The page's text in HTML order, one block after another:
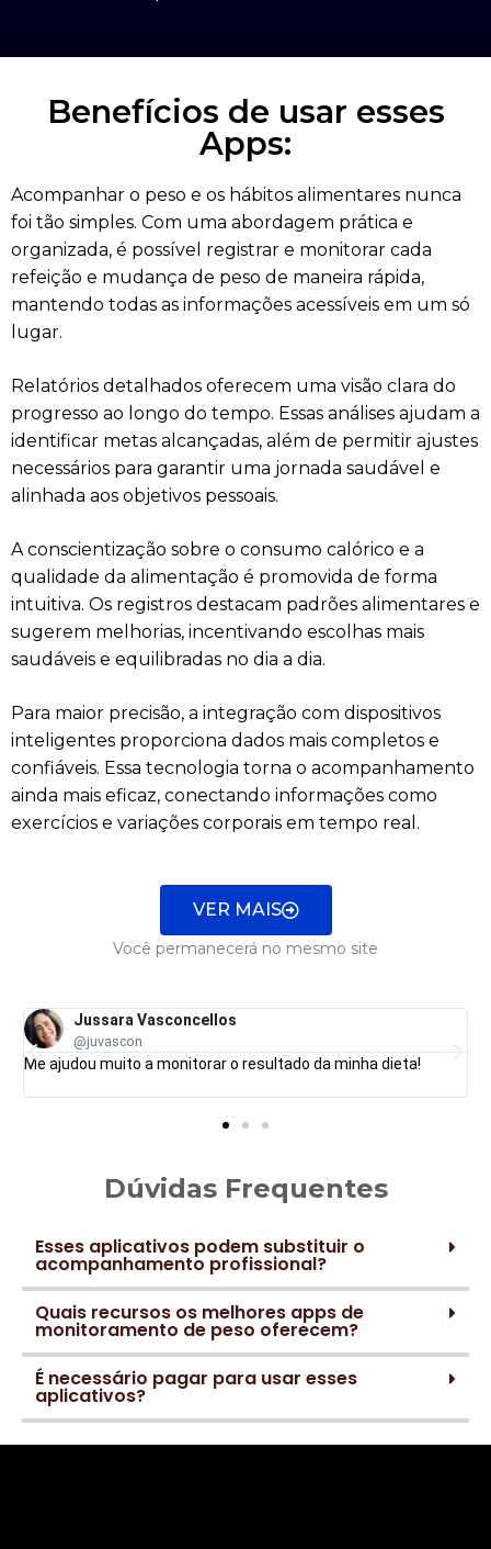
Benefícios de usar esses
Apps:
Acompanhar o peso e os hábitos alimentares nunca
foi tão simples. Com uma abordagem prática e
organizada, é possível registrar e monitorar cada
refeição e mudança de peso de maneira rápida,
mantendo todas as informações acessíveis em um só
lugar.
Relatórios detalhados oferecem uma visão clara do
progresso ao longo do tempo. Essas análises ajudam a
identificar metas alcançadas, além de permitir ajustes
necessários para garantir uma jornada saudável e
alinhada aos objetivos pessoais.
A conscientização sobre o consumo calórico e a
qualidade da alimentação é promovida de forma
intuitiva. Os registros destacam padrões alimentares e
sugerem melhorias, incentivando escolhas mais
saudáveis e equilibradas no dia a dia.
Para maior precisão, a integração com dispositivos
inteligentes proporciona dados mais completos e
confiáveis. Essa tecnologia torna o acompanhamento
ainda mais eficaz, conectando informações como
exercícios e variações corporais em tempo real.
VER MAIS
Você permanecerá no mesmo site
o resultado da minha dieta!
Eficiente! Um dos melhores
Dúvidas Frequentes
Esses aplicativos podem substituir o
acompanhamento profissional?
Quais recursos os melhores apps de
monitoramento de peso oferecem?
É necessário pagar para usar esses
aplicativos?